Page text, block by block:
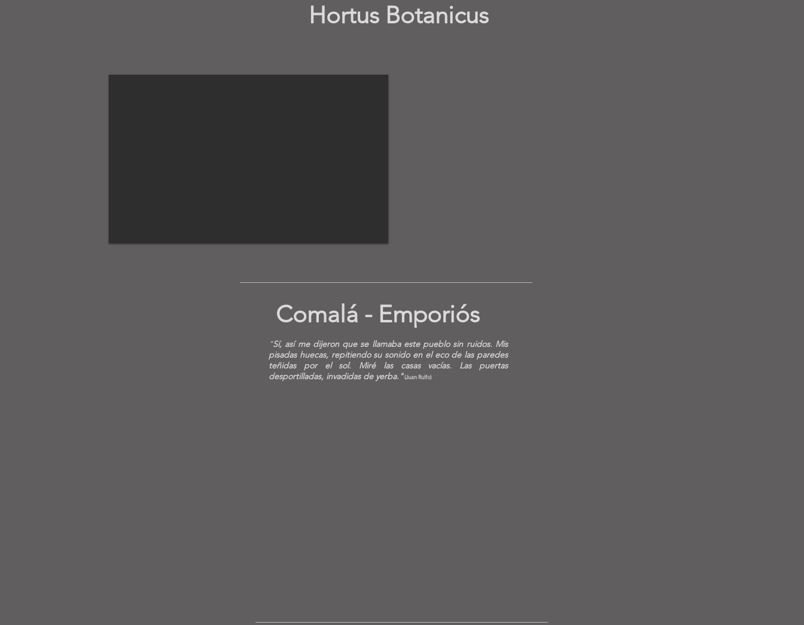
Hortus Botanicus
Comalá - Emporiós
"Sí, así me dijeron que se llamaba este pueblo sin ruidos. Mis
pisadas huecas, repitiendo su sonido en el eco de las paredes
teñidas por el sol. Miré las casas vacías. Las puertas
desportilladas, invadidas de yerba."(Juan Rulfo)